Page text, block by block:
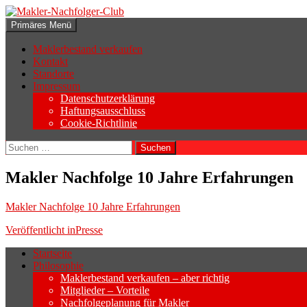
Zum
Inhalt
springen
Makler-Nachfolger-Club
Suchen
Primäres Menü
Maklerbestand verkaufen
Kontakt
Standorte
Impressum
Datenschutzerklärung
Haftungsausschluss
Cookie-Richtlinie
Suchen
nach:
Makler Nachfolge 10 Jahre Erfahrungen
Makler Nachfolge 10 Jahre Erfahrungen
Beitragsnavigation
Veröffentlicht inPresse
Wenn sich der Makler oder Inhaber
Geschäftsaufgabe.
Startseite
Philosophie
Maklerbestand verkaufen – aber richtig
Mitglieder – Vorteile
Nachfolgeplanung für Makler